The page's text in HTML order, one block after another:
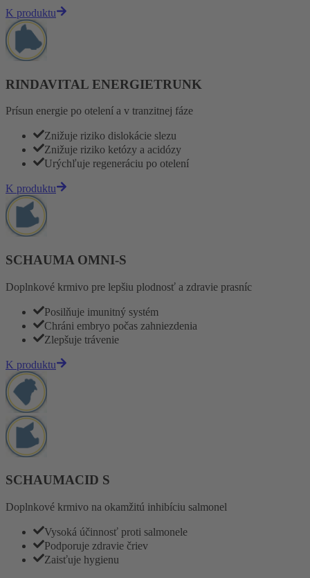
K produktu
RINDAVITAL ENERGIETRUNK
Prísun energie po otelení a v tranzitnej fáze
Znižuje riziko dislokácie slezu
Znižuje riziko ketózy a acidózy
Urýchľuje regeneráciu po otelení
K produktu
SCHAUMA OMNI-S
Doplnkové krmivo pre lepšiu plodnosť a zdravie prasníc
Posilňuje imunitný systém
Chráni embryo počas zahniezdenia
Zlepšuje trávenie
K produktu
SCHAUMACID S
Doplnkové krmivo na okamžitú inhibíciu salmonel
Vysoká účinnosť proti salmonele
Podporuje zdravie čriev
Zaisťuje hygienu